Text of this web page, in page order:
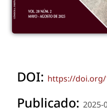
DOI: https://doi.org/
Publicado: 2025-